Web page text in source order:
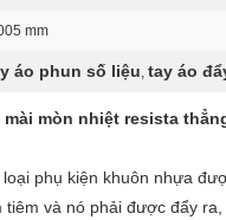
mm
áo phun số liệu, tay áo
mài mòn nhiệt resista
phụ kiện khuôn nhựa
và nó phải được đẩy